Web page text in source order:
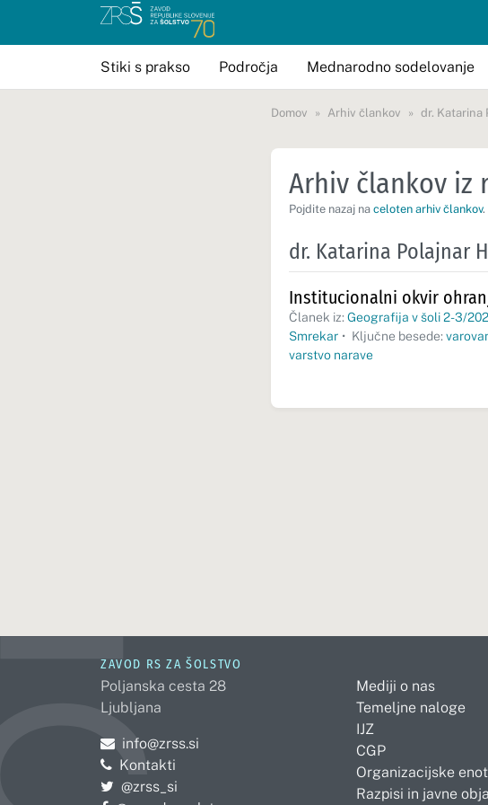
Stiki s prakso Področja Mednarodno sodelovanje
Domov Arhiv člankov dr. Katarina
Arhiv člankov iz
Pojdite nazaj na celoten arhiv člankov.
dr. Katarina Polajnar
Institucionalni okvir
Članek iz: Geografija v šoli 2-3/
Smrekar • Ključne besede:
varstvo narave
ZAVOD RS ZA ŠOLSTVO
Poljanska cesta 28
Ljubljana
Pošljite e-mail na
info@zrss.si
Kontakti
Pojdite na Twitter:
@zrss_si
Mediji o nas
Temeljne naloge
IJZ
CGP
Organizacijske
Razpisi in javne